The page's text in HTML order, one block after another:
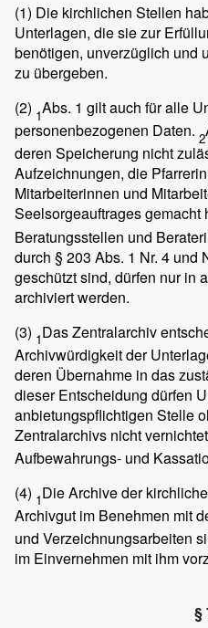
(1) Die kirchlichen Stellen
Unterlagen, die sie zur
benötigen, unverzüglich und
zu übergeben.
(2) 1Abs. 1 gilt auch für alle
personenbezogenen Daten. 2
deren Speicherung nicht
Aufzeichnungen, die
Mitarbeiterinnen und
Seelsorgeauftrages gemacht
Beratungsstellen und
durch § 203 Abs. 1 Nr. 4 und
geschützt sind, dürfen nur in
archiviert werden.
(3) 1Das Zentralarchiv
Archivwürdigkeit der
deren Übernahme in das
dieser Entscheidung dürfen
anbietungspflichtigen Stelle
Zentralarchivs nicht
Aufbewahrungs- und
(4) 1Die Archive der
Archivgut im Benehmen mit
und Verzeichnungsarbeiten
im Einvernehmen mit ihm
§